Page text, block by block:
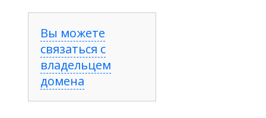
Вы можете
связаться с
владельцем
домена